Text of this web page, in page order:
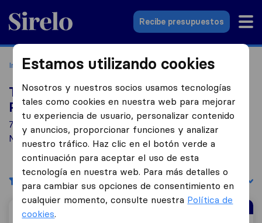
Sirelo.es
Recibe presupuestos
Inicio Empresas de mudanzas Pineda de Mar
Top 10 empresas de mudanzas en
Pineda de Mar
7 empresas de mudanzas encontradas en Pineda de
Mar
Filtrar Ordenar por:
Empresa de Mudanzas Mejor Valorada
Estamos utilizando cookies
Nosotros y nuestros socios usamos tecnologías
tales como cookies en nuestra web para mejorar
tu experiencia de usuario, personalizar contenido
y anuncios, proporcionar funciones y analizar
nuestro tráfico. Haz clic en el botón verde a
continuación para aceptar el uso de esta
tecnología en nuestra web. Para más detalles o
para cambiar sus opciones de consentimiento en
cualquier momento, consulte nuestra Política de
cookies.